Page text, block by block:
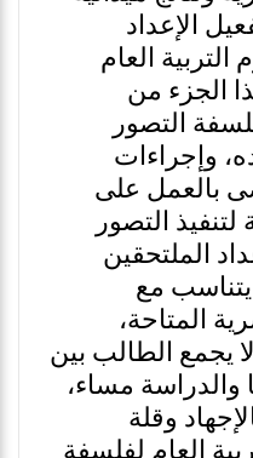
الإعداد
التربية العام
الجزء من
التصور
وإجراءات
بالعمل على
لتنفيذ التصور
الملتحقين
يتناسب مع
المتاحة،
يجمع الطالب بين
والدراسة مساء،
وقلة